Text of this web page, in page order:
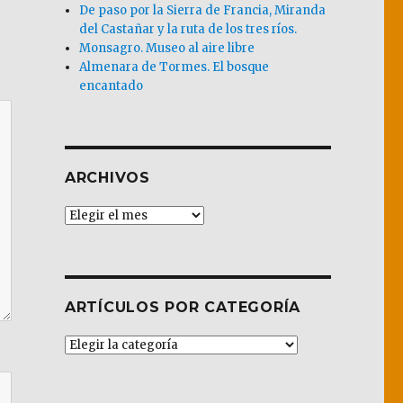
De paso por la Sierra de Francia, Miranda
del Castañar y la ruta de los tres ríos.
Monsagro. Museo al aire libre
Almenara de Tormes. El bosque
encantado
ARCHIVOS
Archivos
ARTÍCULOS POR CATEGORÍA
Artículos